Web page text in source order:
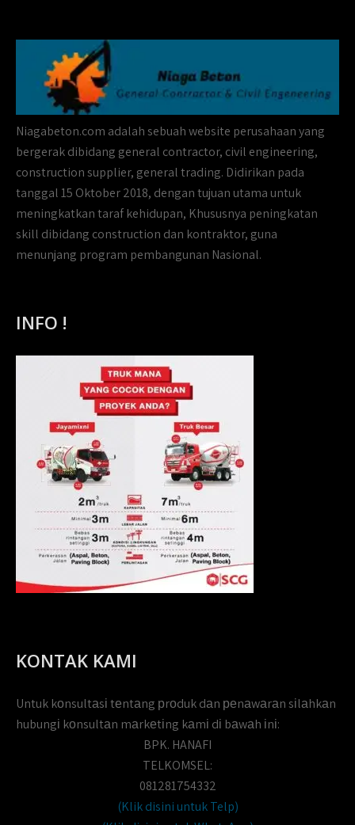
Niagabeton.com adalah sebuah website perusahaan yang
bergerak dibidang general contractor, civil engineering,
construction supplier, general trading. Didirikan pada
tanggal 15 Oktober 2018, dengan tujuan utama untuk
meningkatkan taraf kehidupan, Khususnya peningkatan
skill dibidang construction dan kontraktor, guna
menunjang program pembangunan Nasional.
INFO !
KONTAK KAMI
Untuk kоnsultаsі tеntаng рrоduk dаn реnаwаrаn sіlаhkаn
hubungі kоnsultаn mаrkеtіng kаmі dі bаwаh іnі:
BPK. HANAFI
TELKOMSEL:
081281754332
(Klik disini untuk Telp)